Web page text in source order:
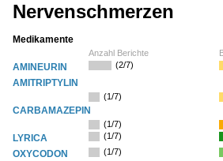
Nervenschmerzen
Medikamente
Anzahl Berichte
AMINEURIN (2/7)
AMITRIPTYLIN
(1/7)
CARBAMAZEPIN
(1/7)
LYRICA (1/7)
OXYCODON (1/7)